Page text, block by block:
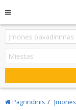
Pagrindinis Įmonės